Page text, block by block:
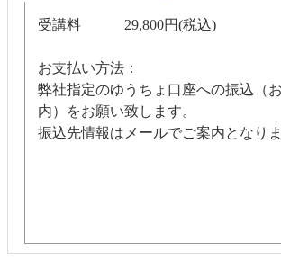
受講料 29,800円(税込)
お支払い方法：
弊社指定のゆうちょ口座への振込（
内）をお願い致します。
振込先情報はメールでご案内となりま